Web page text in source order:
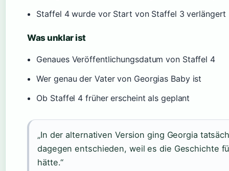
Staffel 4 wurde vor Start von Staffel 3
Was unklar ist
Genaues Veröffentlichungsdatum von Staffel 4
Wer genau der Vater von Georgias Baby ist
Ob Staffel 4 früher erscheint als geplant
„In der alternativen Version ging Georgia
dagegen entschieden, weil es die Geschichte
hätte.“